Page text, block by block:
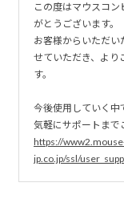
この度はマウスコ
がとうございます。
お客様からいただい
せていただき、より
す。
今後使用していく中
気軽にサポートまで
https://
jp.co.jp/ssl/